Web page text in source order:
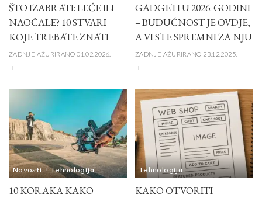
ŠTO IZABRATI: LEĆE ILI
NAOČALE? 10 STVARI
KOJE TREBATE ZNATI
ZADNJE AŽURIRANO 01.02.2026.
GADGETI U 2026. GODINI
– BUDUĆNOST JE OVDJE,
A VI STE SPREMNI ZA NJU
ZADNJE AŽURIRANO 23.12.2025.
Novosti Tehnologija
10 KORAKA KAKO
Tehnologija
KAKO OTVORITI